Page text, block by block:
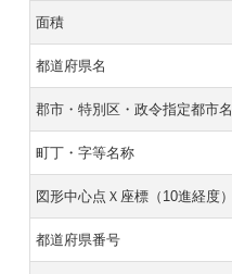
面積
都道府県名
郡市・特別区・政令指定都市名
町丁・字等名称
図形中心点Ｘ座標（10進経度）
都道府県番号